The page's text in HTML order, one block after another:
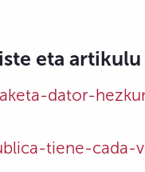
eta artikulu
dator-
tiene-cada-